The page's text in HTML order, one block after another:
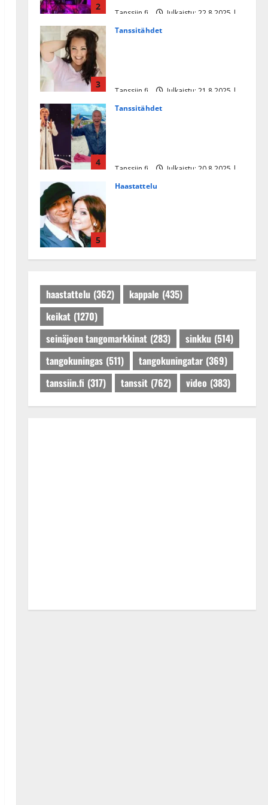
2
Tanssiin.fi
Julkaistu: 22.8.2025 |
3
Tanssitähdet
Tanssiin.fi
Julkaistu: 21.8.2025 |
4
Tanssitähdet
Tanssiin.fi
Julkaistu: 20.8.2025 |
5
Haastattelu
Tanssiin.fi
Julkaistu: 27.4.2025 |
haastattelu (362) kappale (435)
keikat (1270)
seinäjoen tangomarkkinat (283) sinkku (514)
tangokuningas (511) tangokuningatar (369)
tanssiin.fi (317) tanssit (762) video (383)